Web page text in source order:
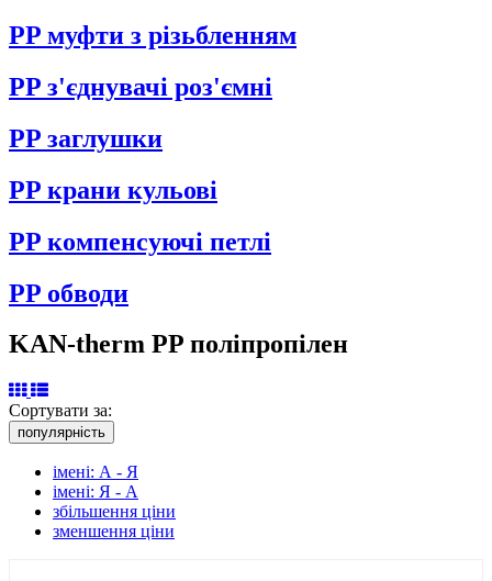
PP муфти з різьбленням
PP з'єднувачі роз'ємні
PP заглушки
PP крани кульові
PP компенсуючі петлі
PP обводи
KAN-therm PP поліпропілен
Сортувати за:
популярність
імені: А - Я
імені: Я - А
збільшення ціни
зменшення ціни